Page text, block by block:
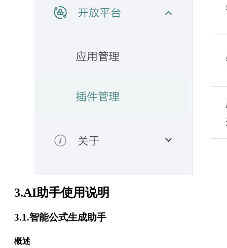
3.AI助手使用说明
3.1.智能公式生成助手
概述